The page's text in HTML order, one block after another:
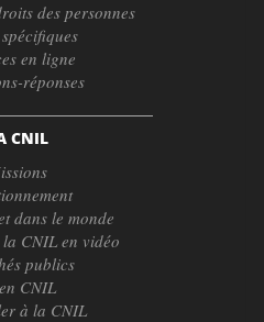
des personnes
en ligne
réponses
CNIL
dans le monde
CNIL en vidéo
publics
CNIL
à la CNIL